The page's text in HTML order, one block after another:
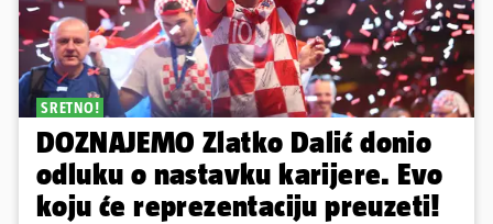
SRETNO!
DOZNAJEMO Zlatko Dalić donio
odluku o nastavku karijere. Evo
koju će reprezentaciju preuzeti!